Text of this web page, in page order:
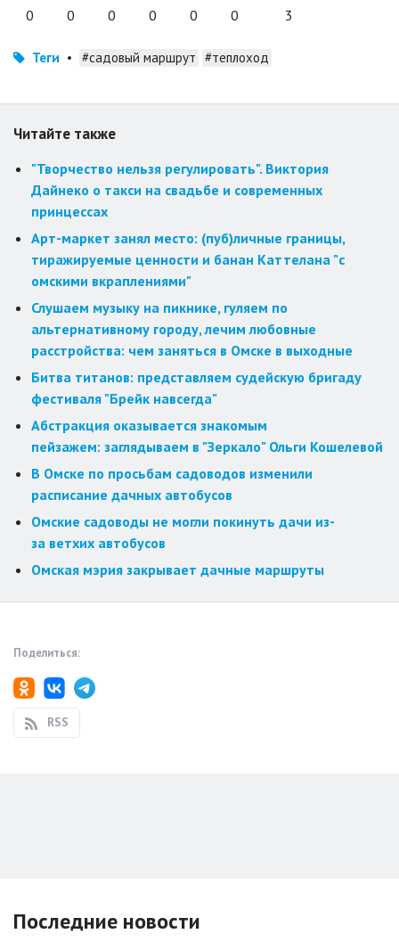
0 0 0 0 0 0 3
Теги • #садовый маршрут #теплоход
Читайте также
"Творчество нельзя регулировать". Виктория
Дайнеко о такси на свадьбе и современных
принцессах
Арт-маркет занял место: (пуб)личные границы,
тиражируемые ценности и банан Каттелана "с
омскими вкраплениями"
Слушаем музыку на пикнике, гуляем по
альтернативному городу, лечим любовные
расстройства: чем заняться в Омске в выходные
Битва титанов: представляем судейскую бригаду
фестиваля "Брейк навсегда"
Абстракция оказывается знакомым
пейзажем: заглядываем в "Зеркало" Ольги Кошелевой
В Омске по просьбам садоводов изменили
расписание дачных автобусов
Омские садоводы не могли покинуть дачи из-
за ветхих автобусов
Омская мэрия закрывает дачные маршруты
Поделиться:
RSS
Последние новости